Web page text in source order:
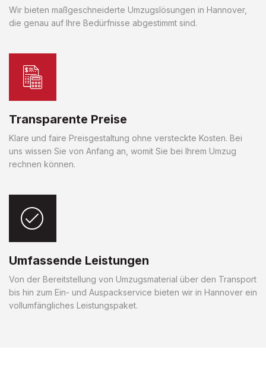
Wir bieten maßgeschneiderte Umzugslösungen in Hannover,
die genau auf Ihre Bedürfnisse abgestimmt sind.
Transparente Preise
Klare und faire Preisgestaltung ohne versteckte Kosten. Bei
uns wissen Sie von Anfang an, womit Sie bei Ihrem Umzug
rechnen können.
Umfassende Leistungen
Von der Bereitstellung von Umzugsmaterial über den Transport
bis hin zum Ein- und Auspackservice bieten wir in Hannover ein
vollumfängliches Leistungspaket.